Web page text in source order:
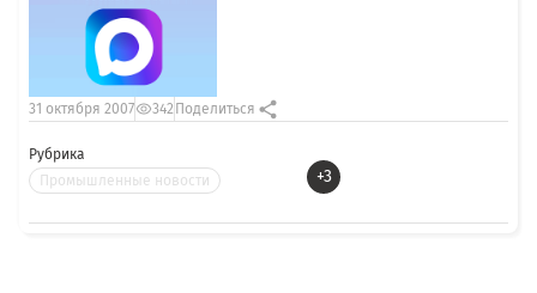
Рубрика
Промышленные новости
+3
31 октября 2007 342 Поделиться